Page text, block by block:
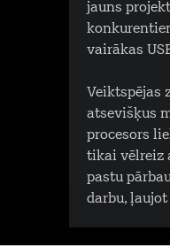
jauns
vairākas
Veiktspējas
atsevišķus
procesors
tikai vēlreiz
pastu
darbu,